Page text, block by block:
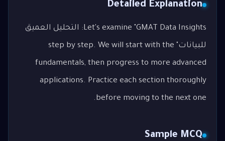
Detailed Explanation
Let's examine "GMAT Data Insights: التحليل العميق
للبيانات" step by step. We will start with the
fundamentals, then progress to more advanced
applications. Practice each section thoroughly
before moving to the next one.
Sample MCQ